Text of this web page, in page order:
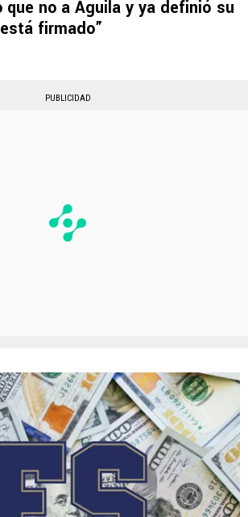
que no a Águila y ya definió su
firmado”
PUBLICIDAD